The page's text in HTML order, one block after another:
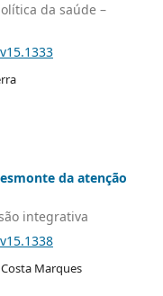
da saúde –
da atenção
integrativa
Marques